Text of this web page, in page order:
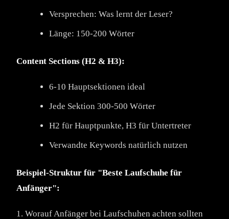
Versprechen: Was lernt der Leser?
Länge: 150-200 Wörter
Content Sections (H2 & H3):
6-10 Hauptsektionen ideal
Jede Sektion 300-500 Wörter
H2 für Hauptpunkte, H3 für Untertreter
Verwandte Keywords natürlich nutzen
Beispiel-Struktur für "Beste Laufschuhe für
Anfänger":
1. Worauf Anfänger bei Laufschuhen achten sollten